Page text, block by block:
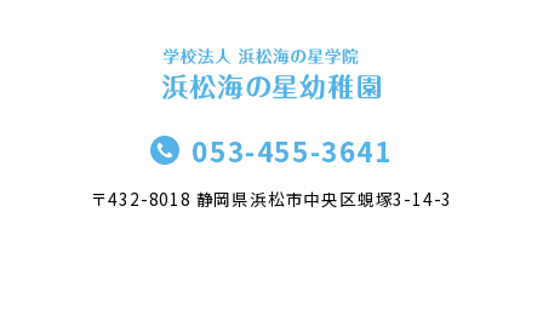
053-455-3641
〒432-8018 静岡県浜松市中央区蜆塚3-14-3